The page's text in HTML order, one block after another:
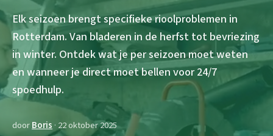
Elk seizoen brengt specifieke rioolproblemen in
Rotterdam. Van bladeren in de herfst tot bevriezing
in winter. Ontdek wat je per seizoen moet weten
en wanneer je direct moet bellen voor 24/7
spoedhulp.
doorBoris · 22 oktober 2025